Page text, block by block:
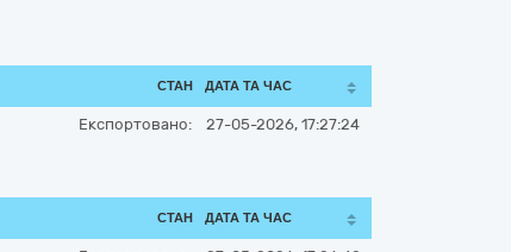
СТАН ДАТА ТА ЧАС
Експортовано: 27-05-2026, 17:27:24
СТАН ДАТА ТА ЧАС